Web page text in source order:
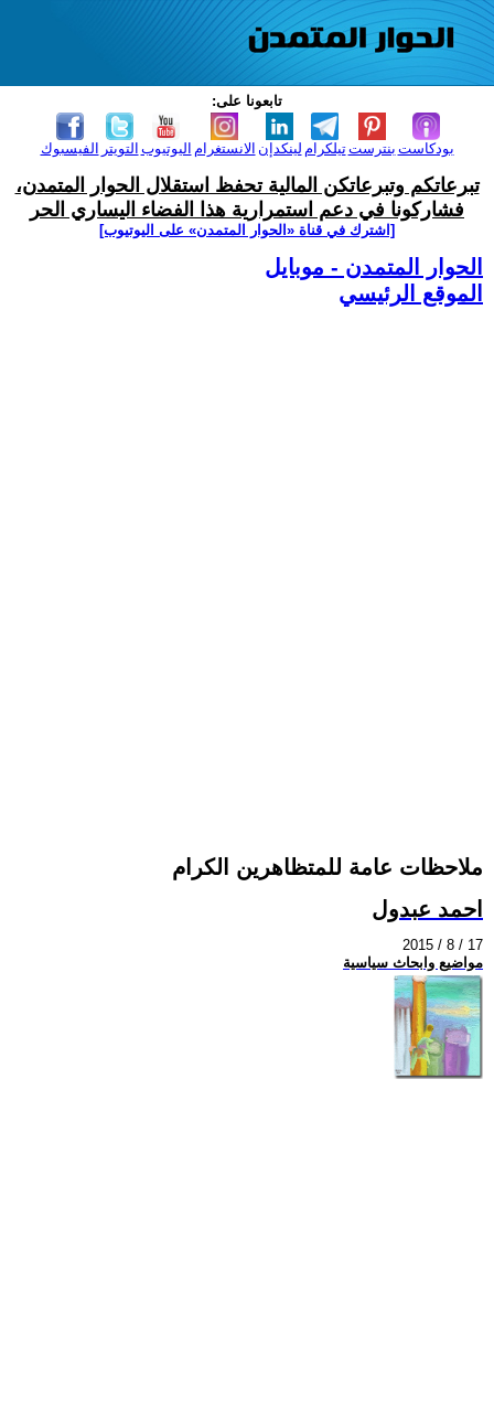
تابعونا على:
الفيسبوك التويتر اليوتيوب الانستغرام لينكدإن تيلكرامبنترست بودكاست
تبرعاتكم وتبرعاتكن المالية تحفظ استقلال الحوار المتمدن،
فشاركونا في دعم استمرارية هذا الفضاء اليساري الحر
[اشترك في قناة ‫«الحوار المتمدن» على اليوتيوب]
الحوار المتمدن - موبايل
الموقع الرئيسي
ملاحظات عامة للمتظاهرين الكرام
احمد عبدول
2015 / 8 / 17
مواضيع وابحاث سياسية